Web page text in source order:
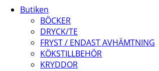
Butiken
BÖCKER
DRYCK/TE
FRYST / ENDAST AVHÄMTNING
KÖKSTILLBEHÖR
KRYDDOR